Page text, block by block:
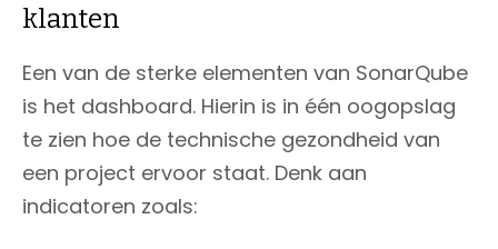
klanten
Een van de sterke elementen van SonarQube
is het dashboard. Hierin is in één oogopslag
te zien hoe de technische gezondheid van
een project ervoor staat. Denk aan
indicatoren zoals: